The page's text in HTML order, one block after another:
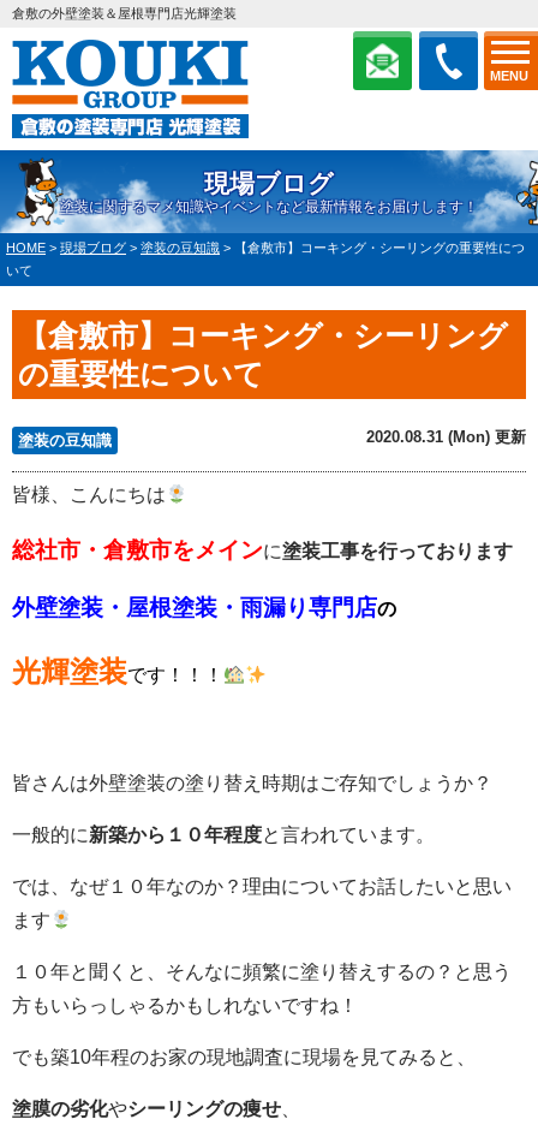
MENU
倉敷の外壁塗装＆屋根専門店光輝塗装
現場ブログ
塗装に関するマメ知識やイベントなど最新情報をお届けします！
HOME > 現場ブログ > 塗装の豆知識 >
【倉敷市】コーキング・シーリングの重要性につ
いて
【倉敷市】コーキング・シーリング
の重要性について
塗装の豆知識 2020.08.31 (Mon) 更新
皆様、こんにちは
総社市・倉敷市をメインに塗装工事を行っております
外壁塗装・屋根塗装・雨漏り専門店の
光輝塗装です！！！
皆さんは外壁塗装の塗り替え時期はご存知でしょうか？
一般的に新築から１０年程度と言われています。
では、なぜ１０年なのか？理由についてお話したいと思い
ます
１０年と聞くと、そんなに頻繁に塗り替えするの？と思う
方もいらっしゃるかもしれないですね！
でも築10年程のお家の現地調査に現場を見てみると、
塗膜の劣化やシーリングの痩せ